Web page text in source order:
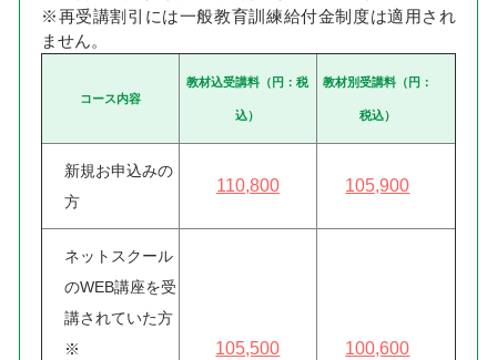
※再受講割引には一般教育訓練給付金制度は適用され
ません。
コース内容
教材込受講料（円：税
込）
教材別受講料（円：
税込）
新規お申込みの
方
110,800 105,900
ネットスクール
のWEB講座を受
講されていた方
※
105,500 100,600